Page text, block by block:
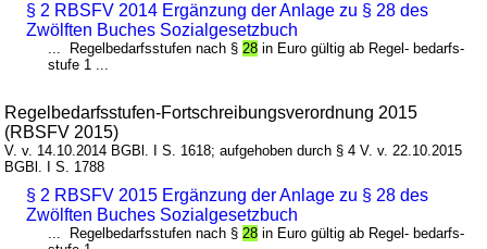
§ 2 RBSFV 2014 Ergänzung der Anlage zu § 28 des
Zwölften Buches Sozialgesetzbuch
... Regelbedarfsstufen nach §28 in Euro gültig ab Regel- bedarfs-
stufe 1 ...
Regelbedarfsstufen-Fortschreibungsverordnung 2015
(RBSFV 2015)
V. v. 14.10.2014 BGBl. I S. 1618; aufgehoben durch § 4 V. v. 22.10.2015
BGBl. I S. 1788
§ 2 RBSFV 2015 Ergänzung der Anlage zu § 28 des
Zwölften Buches Sozialgesetzbuch
... Regelbedarfsstufen nach §28 in Euro gültig ab Regel- bedarfs-